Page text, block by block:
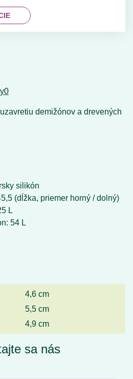
0
demižónov a drevených
silikón
(dĺžka, priemer horný / dolný)
L
54 L
4,6 cm
5,5 cm
4,9 cm
sa nás